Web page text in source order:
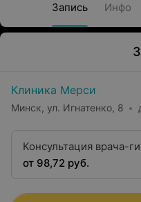
Запись Инфо
Клиника Мерси
Минск, ул. Игнатенко, 8
Консультация врача-
таза
от 98,72 руб.